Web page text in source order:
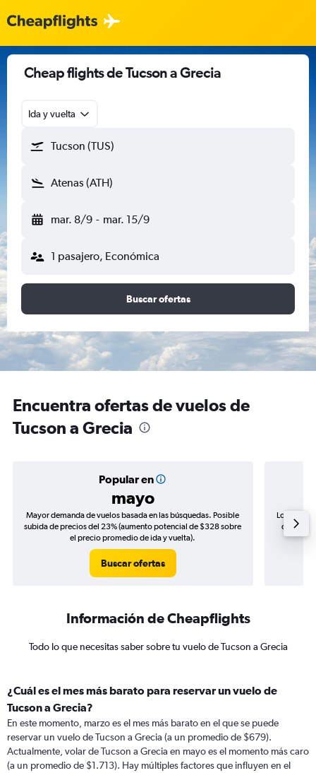
Cheap flights de Tucson a Grecia
Ida y vuelta
Tucson (TUS)
Atenas (ATH)
mar. 8/9 - mar. 15/9
1 pasajero, Económica
Buscar ofertas
Encuentra ofertas de vuelos de
Tucson a Grecia
Popular en
mayo
Mayor demanda de vuelos basada en las búsquedas. Posible
subida de precios del 23% (aumento potencial de $328 sobre
el precio promedio de ida y vuelta).
Buscar ofertas
Los
de
Información de Cheapflights
Todo lo que necesitas saber sobre tu vuelo de Tucson a Grecia
¿Cuál es el mes más barato para reservar un vuelo de
Tucson a Grecia?
En este momento, marzo es el mes más barato en el que se puede
reservar un vuelo de Tucson a Grecia (a un promedio de $679).
Actualmente, volar de Tucson a Grecia en mayo es el momento más caro
(a un promedio de $1.713). Hay múltiples factores que influyen en el